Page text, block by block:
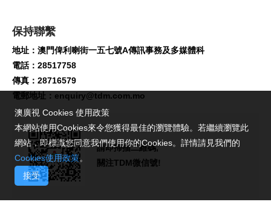
保持聯繫
地址：澳門俾利喇街一五七號A傳訊事務及多媒體科
電話：28517758
傳真：28716579
電郵地址： enquiry@tdm.com.mo
請即掃描二維碼,
關注TDM微信號!
澳廣視 Cookies 使用政策
本網站使用Cookies來令您獲得最佳的瀏覽體驗。若繼續瀏覽此
網站，即標識您同意我們使用你的Cookies。詳情請見我們的
Cookies使用政策。
接受